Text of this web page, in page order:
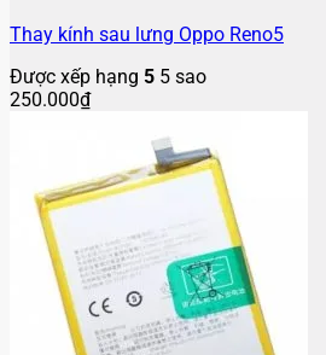
Thay kính sau lưng Oppo Reno5
Được xếp hạng 5 5 sao
250.000₫